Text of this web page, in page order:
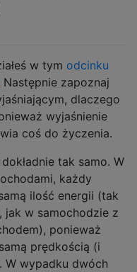
w tym odcinku
Następnie zapoznaj
dlaczego
wyjaśnienie
coś do życzenia.
tak samo. W
każdy
ilość energii (tak
jak w samochodzie z
ponieważ
prędkością (i
W wypadku dwóch